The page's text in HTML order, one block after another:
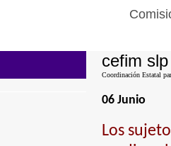
cefim slp
Coordinación Estatal
06 Junio
Los